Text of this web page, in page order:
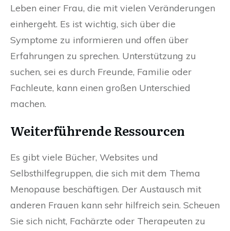
Leben einer Frau, die mit vielen Veränderungen
einhergeht. Es ist wichtig, sich über die
Symptome zu informieren und offen über
Erfahrungen zu sprechen. Unterstützung zu
suchen, sei es durch Freunde, Familie oder
Fachleute, kann einen großen Unterschied
machen.
Weiterführende Ressourcen
Es gibt viele Bücher, Websites und
Selbsthilfegruppen, die sich mit dem Thema
Menopause beschäftigen. Der Austausch mit
anderen Frauen kann sehr hilfreich sein. Scheuen
Sie sich nicht, Fachärzte oder Therapeuten zu